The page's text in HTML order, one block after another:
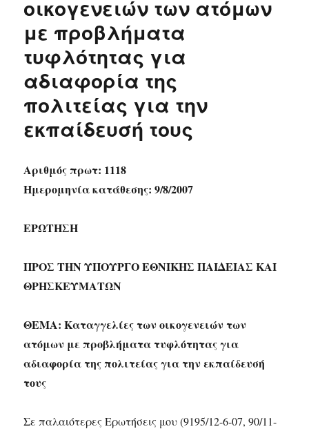
οικογενειών των ατόμων
με προβλήματα
τυφλότητας για
αδιαφορία της
πολιτείας για την
εκπαίδευσή τους
Αριθμός πρωτ: 1118
Ημερομηνία κατάθεσης: 9/8/2007
ΕΡΩΤΗΣΗ
ΠΡΟΣ ΤΗΝ ΥΠΟΥΡΓΟ ΕΘΝΙΚΗΣ ΠΑΙΔΕΙΑΣ ΚΑΙ
ΘΡΗΣΚΕΥΜΑΤΩΝ
ΘΕΜΑ: Καταγγελίες των οικογενειών των
ατόμων με προβλήματα τυφλότητας για
αδιαφορία της πολιτείας για την εκπαίδευσή
τους
Σε παλαιότερες Ερωτήσεις μου (9195/12-6-07, 90/11-